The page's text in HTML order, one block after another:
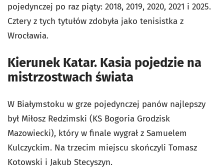
pojedynczej po raz piąty: 2018, 2019, 2020, 2021 i 2025.
Cztery z tych tytułów zdobyła jako tenisistka z
Wrocławia.
Kierunek Katar. Kasia pojedzie na
mistrzostwach świata
W Białymstoku w grze pojedynczej panów najlepszy
był Miłosz Redzimski (KS Bogoria Grodzisk
Mazowiecki), który w finale wygrał z Samuelem
Kulczyckim. Na trzecim miejscu skończyli Tomasz
Kotowski i Jakub Stecyszyn.